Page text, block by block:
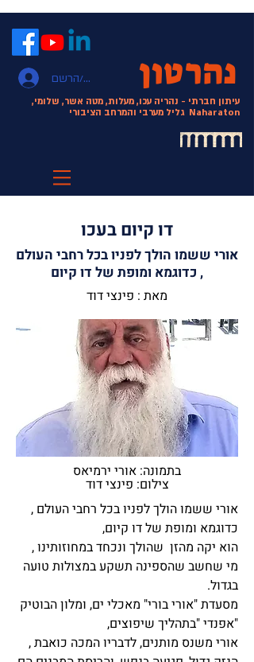
התחבר/הרשם נהרטון
עיתון חברתי - נהריה עכו, מעלות, מטה אשר, שלומי,
גליל מערבי והמרחב הציבוריNaharaton
דו קיום בעכו
אורי ששמו הולך לפניו בכל רחבי העולם
, כדוגמא ומופת של דו קיום
מאת : פינצי דוד
בתמונה: אורי ירמיאס
צילום: פינצי דוד
אורי ששמו הולך לפניו בכל רחבי העולם ,
כדוגמא ומופת של דו קיום,
הוא יקה מהזן שהולך ונכחד במחוזותינו ,
מי שחשב שהספינה תשקע במצולות טועה
בגדול.
מסעדת "אורי בורי" מאכלי ים, ומלון הבוטיק
"אפנדי "בתהליך שיפוצים,
אורי משנס מותנים, לדבריו המכה כואבת ,